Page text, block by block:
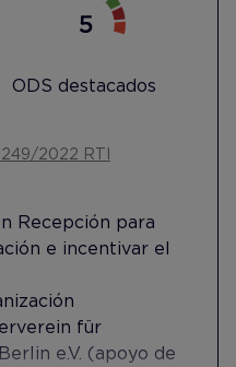
ODS destacados
2022 RTI
Recepción para
e incentivar el
für
e.V. (apoyo de